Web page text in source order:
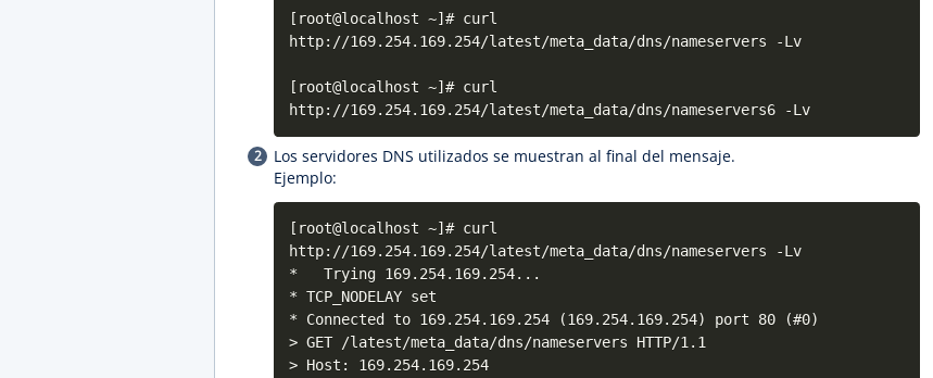
[root@localhost ~]# curl
http://169.254.169.254/latest/meta_data/dns/nameservers -Lv
[root@localhost ~]# curl
http://169.254.169.254/latest/meta_data/dns/nameservers6 -Lv
Los servidores DNS utilizados se muestran al final del mensaje.
Ejemplo:
[root@localhost ~]# curl
http://169.254.169.254/latest/meta_data/dns/nameservers -Lv
* Trying 169.254.169.254...
* TCP_NODELAY set
* Connected to 169.254.169.254 (169.254.169.254) port 80 (#0)
> GET /latest/meta_data/dns/nameservers HTTP/1.1
> Host: 169.254.169.254